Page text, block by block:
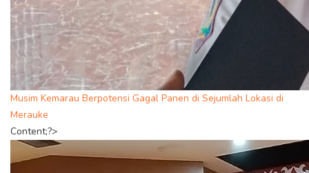
Musim Kemarau Berpotensi Gagal Panen di Sejumlah Lokasi di
Merauke
Content;?>